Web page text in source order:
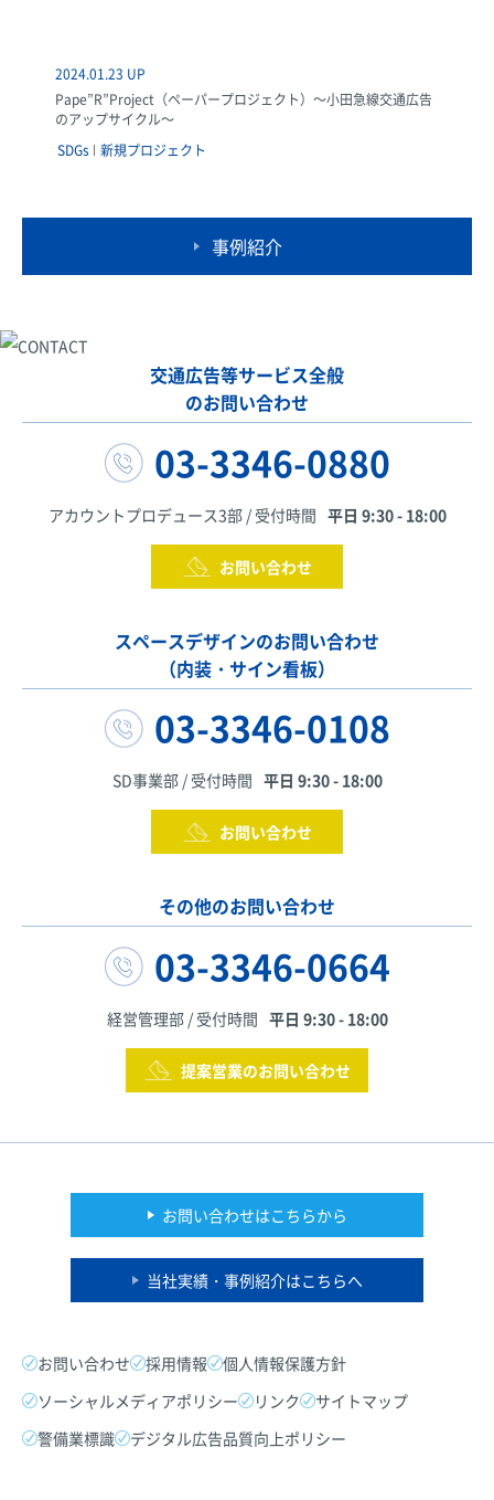
2024.01.23 UP
Pape”R”Project（ペーパープロジェクト）～小田急線交通広告
のアップサイクル～
SDGs
新規プロジェクト
事例紹介
交通広告等サービス全般
のお問い合わせ
03-3346-0880
アカウントプロデュース3部 / 受付時間 平日 9:30 - 18:00
お問い合わせ
スペースデザインのお問い合わせ
（内装・サイン看板）
03-3346-0108
SD事業部 / 受付時間 平日 9:30 - 18:00
お問い合わせ
その他のお問い合わせ
03-3346-0664
経営管理部 / 受付時間 平日 9:30 - 18:00
提案営業のお問い合わせ
お問い合わせはこちらから
当社実績・事例紹介はこちらへ
お問い合わせ 採用情報
個人情報保護方針
ソーシャルメディアポリシー
リンク
サイトマップ
警備業標識
デジタル広告品質向上ポリシー